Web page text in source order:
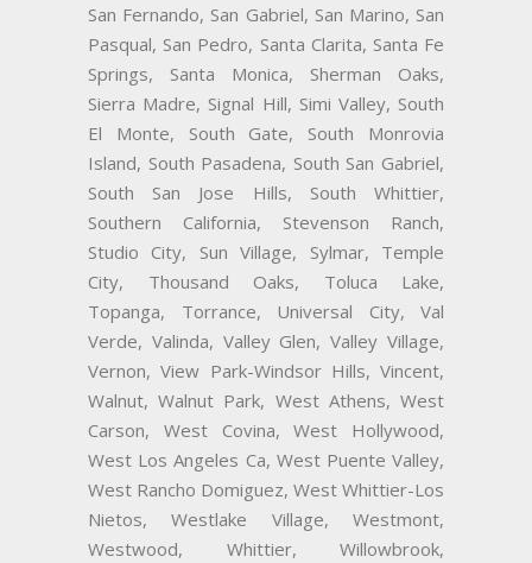
San Fernando, San Gabriel, San Marino, San
Pasqual, San Pedro, Santa Clarita, Santa Fe
Springs, Santa Monica, Sherman Oaks,
Sierra Madre, Signal Hill, Simi Valley, South
El Monte, South Gate, South Monrovia
Island, South Pasadena, South San Gabriel,
South San Jose Hills, South Whittier,
Southern California, Stevenson Ranch,
Studio City, Sun Village, Sylmar, Temple
City, Thousand Oaks, Toluca Lake,
Topanga, Torrance, Universal City, Val
Verde, Valinda, Valley Glen, Valley Village,
Vernon, View Park-Windsor Hills, Vincent,
Walnut, Walnut Park, West Athens, West
Carson, West Covina, West Hollywood,
West Los Angeles Ca, West Puente Valley,
West Rancho Domiguez, West Whittier-Los
Nietos, Westlake Village, Westmont,
Westwood, Whittier, Willowbrook,